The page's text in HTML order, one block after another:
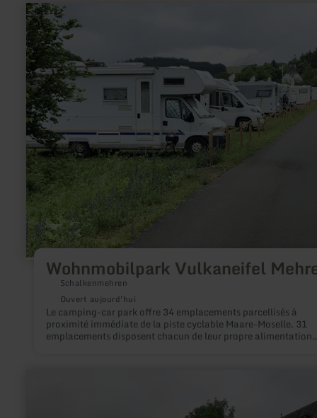
Wohnmobilpark Vulkaneifel
Schalkenmehren
Ouvert aujourd'hui
Le camping-car park offre 34 emplacements parcellisés à
proximité immédiate de la piste cyclable Maare-Moselle. 31
emplacements disposent chacun de leur propre alimentation
en
savoir
plus
sur
:
Wohnmobilpark
Vulkaneifel
Mehren